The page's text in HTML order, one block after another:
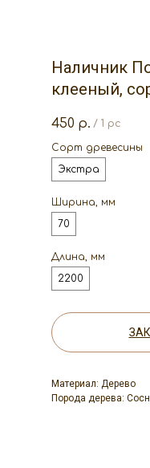
Наличник
клееный,
450 р. / 1 pc
Сорт древесины
Экстра
Ширина, мм
70
Длина, мм
2200
Материал: Дерево
Порода дерева: